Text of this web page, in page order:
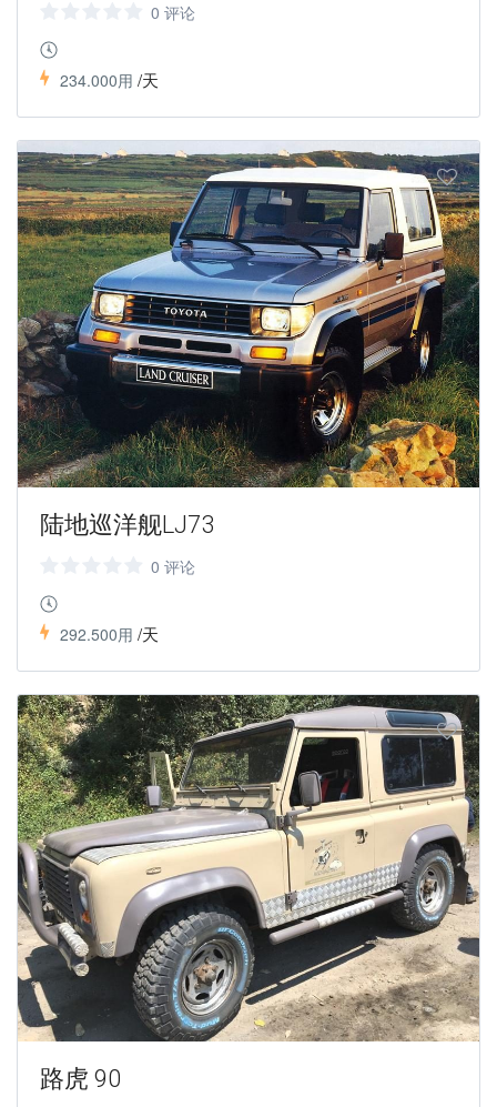
0 评论
234.000用 /天
陆地巡洋舰LJ73
0 评论
292.500用 /天
路虎 90